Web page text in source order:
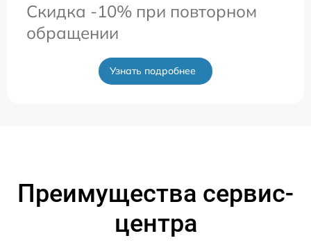
Скидка -10% при повторном
обращении
Узнать подробнее
Преимущества сервис-
центра